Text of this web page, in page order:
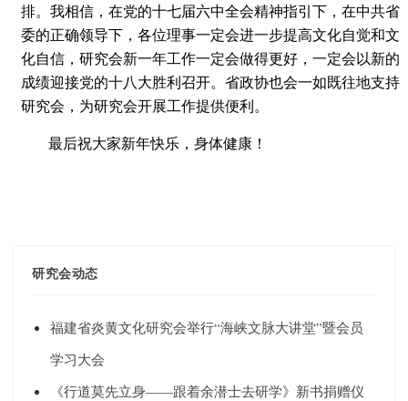
排。我相信，在党的十七届六中全会精神指引下，在中共省
委的正确领导下，各位理事一定会进一步提高文化自觉和文
化自信，研究会新一年工作一定会做得更好，一定会以新的
成绩迎接党的十八大胜利召开。省政协也会一如既往地支持
研究会，为研究会开展工作提供便利。
最后祝大家新年快乐，身体健康！
研究会动态
福建省炎黄文化研究会举行“海峡文脉大讲堂”暨会员
学习大会
《行道莫先立身——跟着余潜士去研学》新书捐赠仪